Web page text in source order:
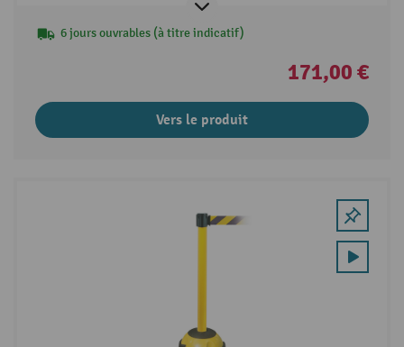
6 jours ouvrables (à titre indicatif)
171,00 €
Vers le produit